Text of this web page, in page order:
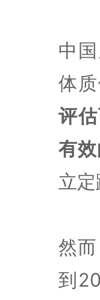
中
体
评
有
立
然
到